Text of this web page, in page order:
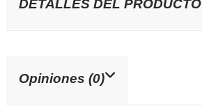
DETALLES DEL PRODUCTO
Opiniones (0)